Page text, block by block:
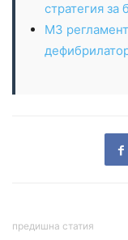
стратегия за
МЗ
предишна статия